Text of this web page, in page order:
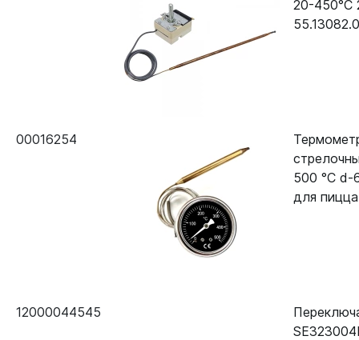
20-450°C
00016254
500 °С d-
для
12000044545